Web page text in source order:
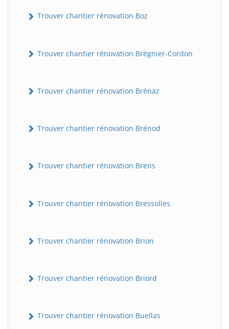
Trouver chantier rénovation Boz
Trouver chantier rénovation Brégnier-Cordon
Trouver chantier rénovation Brénaz
Trouver chantier rénovation Brénod
Trouver chantier rénovation Brens
Trouver chantier rénovation Bressolles
Trouver chantier rénovation Brion
Trouver chantier rénovation Briord
Trouver chantier rénovation Buellas